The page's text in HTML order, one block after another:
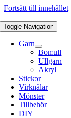
Fortsätt till innehållet
Toggle Navigation
Garn
Bomull
Ullgarn
Akryl
Stickor
Virknålar
Mönster
Tillbehör
DIY